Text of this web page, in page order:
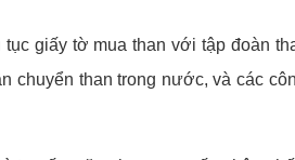
giấy tờ mua than với tập đoàn
chuyển than trong nước, và các